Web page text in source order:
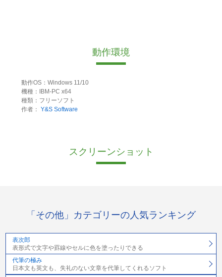
動作環境
動作OS：Windows 11/10
機種：IBM-PC x64
種類：フリーソフト
作者： Y&S Software
スクリーンショット
「その他」カテゴリーの人気ランキング
表次郎
表形式で文字や罫線やセルに色を塗ったりできる
代筆の極み
日本文も英文も、失礼のない文章を代筆してくれるソフト